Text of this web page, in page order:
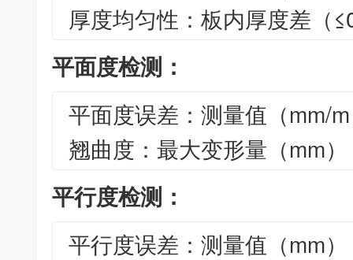
厚度均匀性：板内厚度差（
平面度检测：
平面度误差：测量值（mm/
翘曲度：最大变形量（mm）
平行度检测：
平行度误差：测量值（mm）